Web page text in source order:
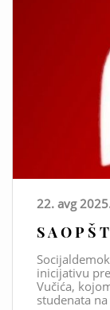
22. avg
S A O P Š
inicijativu
Vučića,
studenata